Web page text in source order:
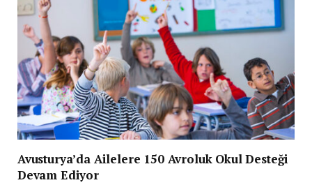
Avusturya’da Ailelere 150 Avroluk Okul Desteği
Devam Ediyor